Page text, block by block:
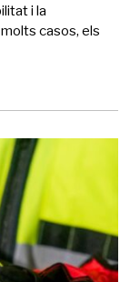
i la
casos, els